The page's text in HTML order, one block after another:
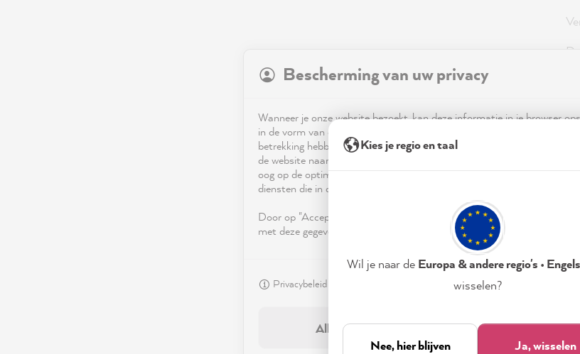
Bescherming van uw privacy
Wanneer je onze website bezoekt, kan deze informatie in je browser
in de vorm van cookies. Deze informatie is niet alleen technisch
betrekking hebben op je, je instellingen of je apparaat en wordt
de website naar verwachting functioneert en om je gebruik van de
oog op de optimalisering ervan, en om gepersonaliseerde advertenties
diensten die in de verklaring inzake gegevensbescherming worden
Door op "Accepteren & sluiten" te klikken, ga je vrijwillig akkoord (op
met deze gegevensverwerking.
Privacybeleid
Alleen noodzakelijk
Kies je regio en taal
Wil je naar de Europa & andere regio's • Engels
wisselen?
Nee, hier blijven Ja, wisselen